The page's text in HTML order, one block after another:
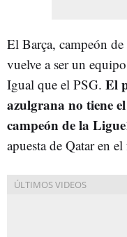
El Barça, campeón
vuelve a ser un
Igual que el PSG. El
azulgrana no tiene
campeón de la
apuesta de Qatar en